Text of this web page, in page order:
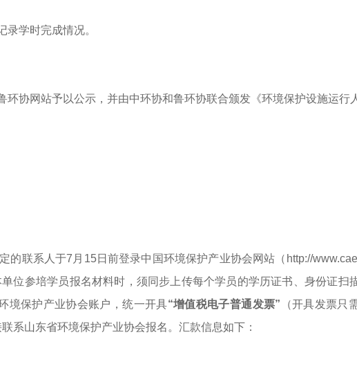
学时完成情况。
协网站予以公示，并由中环协和鲁环协联合颁发《环境保护设施运行
的联系人于7月15日前登录中国环境保护产业协会网站（ http://
位参培学员报名材料时，须同步上传每个学员的学历证书、身份证扫
境保护产业协会账户，统一开具“增值税电子普通发票” （开具发票只
系山东省环境保护产业协会报名。汇款信息如下：